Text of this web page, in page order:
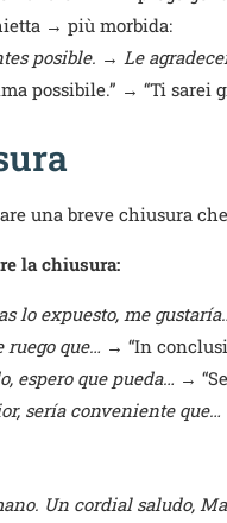
→ più morbida:
posible. → Le
possibile.” → “Ti sarei
una breve chiusura
la chiusura:
lo expuesto, me
que… → “In
espero que pueda… →
sería conveniente que…
Un cordial saludo,